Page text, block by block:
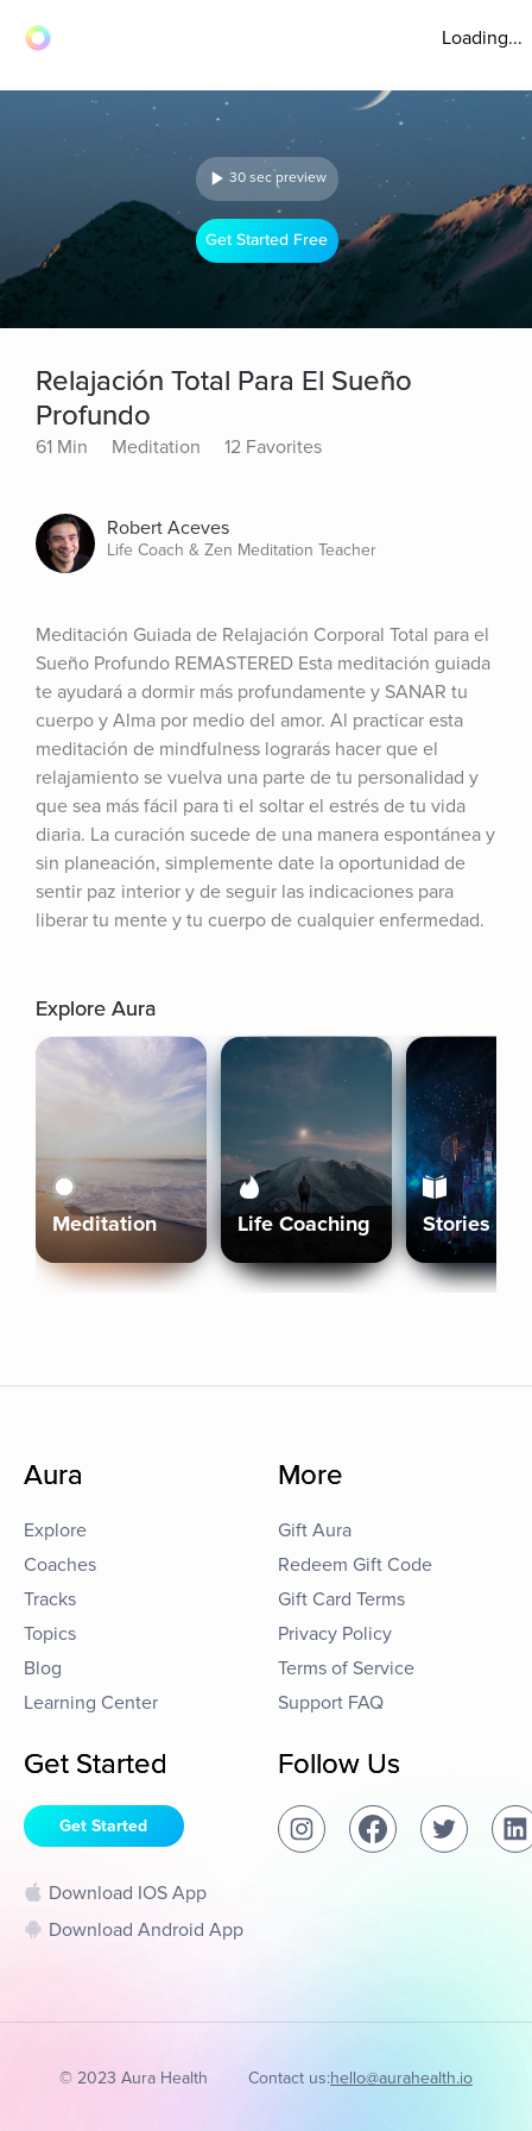
Loading...
30 sec preview
Get Started Free
Relajación Total Para El Sueño
Profundo
61 Min Meditation 12 Favorites
Robert Aceves
Life Coach & Zen Meditation Teacher
Meditación Guiada de Relajación Corporal Total para el
Sueño Profundo REMASTERED Esta meditación guiada
te ayudará a dormir más profundamente y SANAR tu
cuerpo y Alma por medio del amor. Al practicar esta
meditación de mindfulness lograrás hacer que el
relajamiento se vuelva una parte de tu personalidad y
que sea más fácil para ti el soltar el estrés de tu vida
diaria. La curación sucede de una manera espontánea y
sin planeación, simplemente date la oportunidad de
sentir paz interior y de seguir las indicaciones para
liberar tu mente y tu cuerpo de cualquier enfermedad.
Explore Aura
Meditation Life Coaching Stories
Aura
Explore
Coaches
Tracks
Topics
Blog
Learning Center
More
Gift Aura
Redeem Gift Code
Gift Card Terms
Privacy Policy
Terms of Service
Support FAQ
Get Started
Get Started
Download IOS App
Download Android App
Follow Us
© 2023 Aura Health Contact us:hello@aurahealth.io